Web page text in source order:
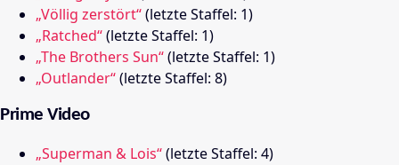
„Völlig zerstört“(letzte Staffel: 1)
„Ratched“(letzte Staffel: 1)
„The Brothers Sun“(letzte Staffel: 1)
„Outlander“(letzte Staffel: 8)
Prime Video
„Superman & Lois“(letzte Staffel: 4)